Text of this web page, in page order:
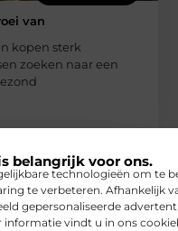
belangrijk voor ons.
technologieën om te
te verbeteren. Afhankelijk
gepersonaliseerde
informatie vindt u in ons
van
kopen sterk
zoeken naar een